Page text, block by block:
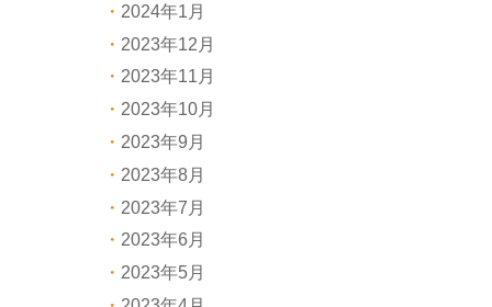
2024年1月
2023年12月
2023年11月
2023年10月
2023年9月
2023年8月
2023年7月
2023年6月
2023年5月